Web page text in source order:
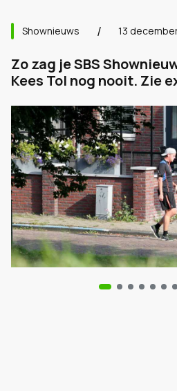
Shownieuws 13
Zo zag je SBS
Kees Tol nog nooit. Zie